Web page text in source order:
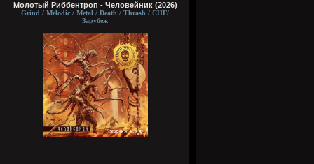
Молотый Риббентроп - Человейник (2026)
Grind / Melodic / Metal / Death / Thrash / СНГ/
Зарубеж